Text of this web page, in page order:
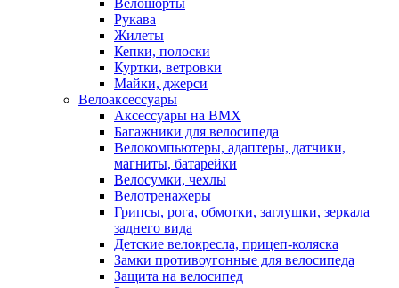
Велошорты
Рукава
Жилеты
Кепки, полоски
Куртки, ветровки
Майки, джерси
Велоаксессуары
Аксессуары на BMX
Багажники для велосипеда
Велокомпьютеры, адаптеры, датчики,
магниты, батарейки
Велосумки, чехлы
Велотренажеры
Грипсы, рога, обмотки, заглушки, зеркала
заднего вида
Детские велокресла, прицеп-коляска
Замки противоугонные для велосипеда
Защита на велосипед